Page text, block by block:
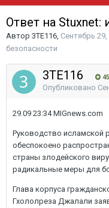
Ответ на Stuxnet:
Автор 3TE116, Сентябрь 29,
безопасности
3TE116 45
Опубликовано
29.09 23:34 MIGnews.com
Руководство исламской
обеспокоено
страны злодейского
радикальные меры для
Глава корпуса
Гхололреза Джалали